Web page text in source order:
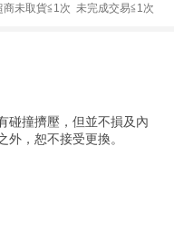
未取貨≦1次 未完成交易≦1次
碰撞擠壓，但並不損及內
，恕不接受更換。